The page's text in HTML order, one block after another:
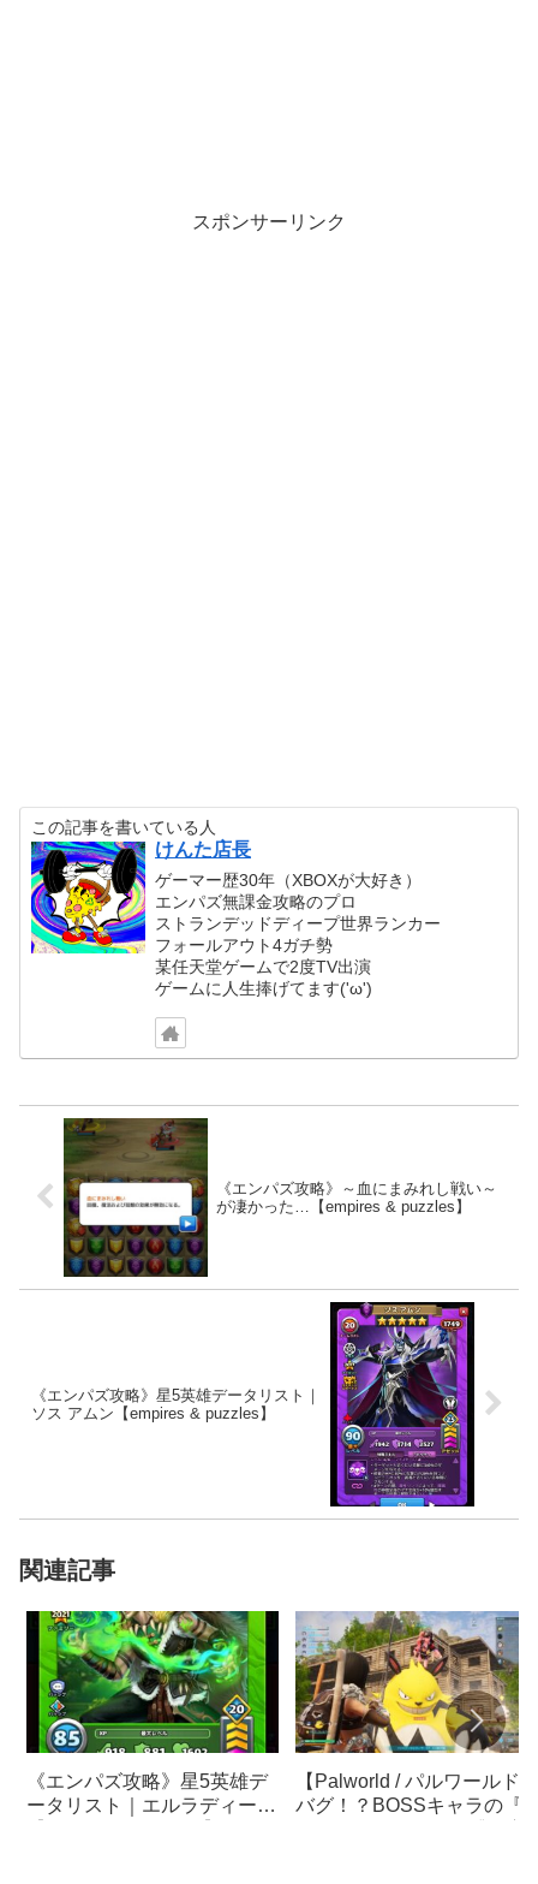
スポンサーリンク
この記事を書いている人
けんた店長
ゲーマー歴30年（XBOXが大好き）
エンパズ無課金攻略のプロ
ストランデッドディープ世界ランカー
フォールアウト4ガチ勢
某任天堂ゲームで2度TV出演
ゲームに人生捧げてます('ω')
《エンパズ攻略》～血にまみれし戦い～
が凄かった…【empires & puzzles】
《エンパズ攻略》星5英雄データリスト｜
ソス アムン【empires & puzzles】
関連記事
《エンパズ攻略》星5英雄デ
ータリスト｜エルラディール
【Palworld / パルワールド】
バグ！？BOSSキャラの『